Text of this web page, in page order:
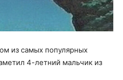
из самых популярных
4-летний мальчик из